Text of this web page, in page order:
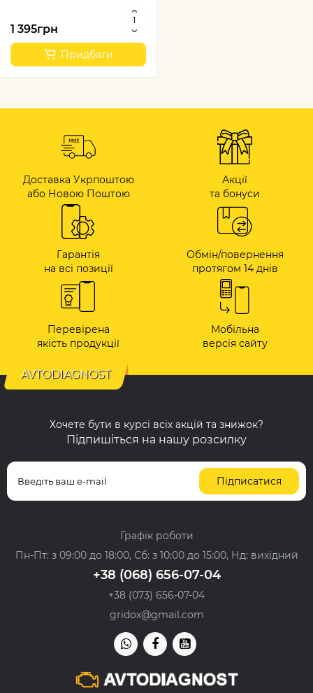
1 395грн
Придбати
Доставка Укрпоштою
або Новою Поштою
Акції
та бонуси
Гарантія
на всі позиції
Обмін/повернення
протягом 14 днів
Перевірена
якість продукції
Мобільна
версія сайту
AVTODIAGNOST
Хочете бути в курсі всіх акцій та знижок?
Підпишіться на нашу розсилку
Підписатися
Графік роботи
Пн-Пт: з 09:00 до 18:00, Сб: з 10:00 до 15:00, Нд: вихідний
+38 (068) 656-07-04
+38 (073) 656-07-04
gridox@gmail.com